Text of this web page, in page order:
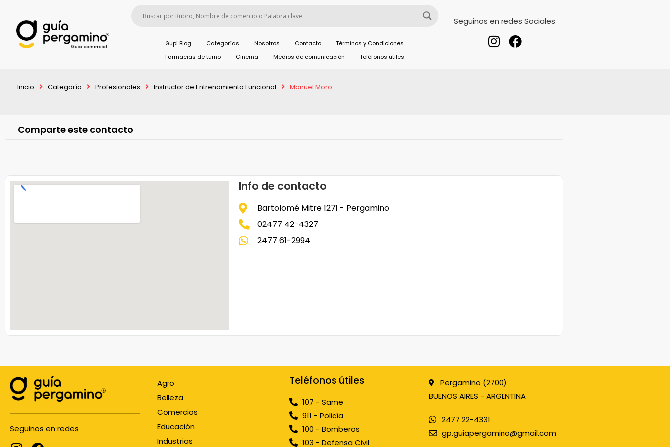
Gupi Blog Categorías Nosotros Contacto
Términos y Condiciones
Farmacias de turno
Cinema Medios de comunicación Teléfonos útiles
Seguinos en redes Sociales
Inicio Categoría Profesionales Instructor de Entrenamiento Funcional Manuel Moro
Comparte este contacto
Info de contacto
Bartolomé Mitre 1271 - Pergamino
02477 42-4327
2477 61-2994
Seguinos en redes
Agro
Belleza
Comercios
Educación
Industrias
Teléfonos útiles
107 - Same
911 - Policía
100 - Bomberos
103 - Defensa Civil
Pergamino (2700)
BUENOS AIRES - ARGENTINA
2477 22-4331
gp.guiapergamino@gmail.com